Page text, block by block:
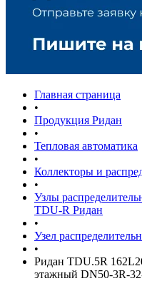
Главная страница
•
Продукция Ридан
•
Тепловая автоматика
•
Коллекторы и
•
Узлы
TDU-R Ридан
•
Узел
•
Ридан TDU.5R
этажный DN50-3R-